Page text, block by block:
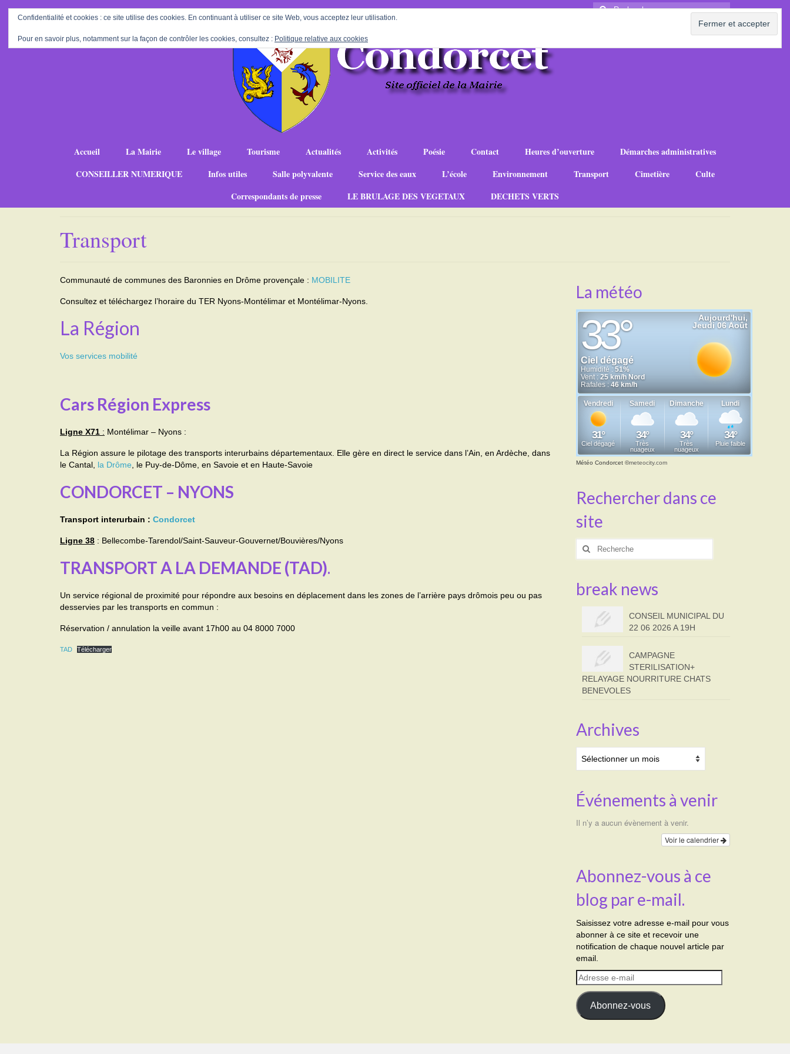
Rechercher
Accueil La Mairie Le village Tourisme Actualités Activités Poésie Contact Heures d’ouverture
Démarches administratives
CONSEILLER NUMERIQUE
Infos utiles Salle polyvalente Service des eaux L’école Environnement Transport Cimetière
Culte
Correspondants de presse
LE BRULAGE DES VEGETAUX DECHETS VERTS
Transport
Communauté de communes des Baronnies en Drôme provençale : MOBILITE
Consultez et téléchargez l’horaire du TER Nyons-Montélimar et Montélimar-Nyons.
La Région
Vos services mobilité
Cars Région Express
Ligne X71 : Montélimar – Nyons :
La Région assure le pilotage des transports interurbains départementaux. Elle gère en direct le service dans l’Ain, en Ardèche, dans
le Cantal, la Drôme , le Puy-de-Dôme, en Savoie et en Haute-Savoie
CONDORCET – NYONS
Transport interurbain : Condorcet
Ligne 38 : Bellecombe-Tarendol/Saint-Sauveur-Gouvernet/Bouvières/Nyons
TRANSPORT A LA DEMANDE (TAD).
Un service régional de proximité pour répondre aux besoins en déplacement dans les zones de l’arrière pays drômois peu ou pas
desservies par les transports en commun :
Réservation / annulation la veille avant 17h00 au 04 8000 7000
TAD Télécharger
La météo
Météo Condorcet©meteocity.com
Rechercher dans ce
site
Rechercher
break news
CONSEIL MUNICIPAL DU
22 06 2026 A 19H
CAMPAGNE
STERILISATION+
RELAYAGE NOURRITURE CHATS
BENEVOLES
Archives
Événements à venir
Il n’y a aucun évènement à venir.
Voir le calendrier
Abonnez-vous à ce
blog par e-mail.
Saisissez votre adresse e-mail pour vous
abonner à ce site et recevoir une
notification de chaque nouvel article par
email.
Adresse
e-
mail
Abonnez-vous
Confidentialité et cookies : ce site utilise des cookies. En continuant à utiliser ce site Web, vous acceptez leur utilisation.
Pour en savoir plus, notamment sur la façon de contrôler les cookies, consultez : Politique relative aux cookies